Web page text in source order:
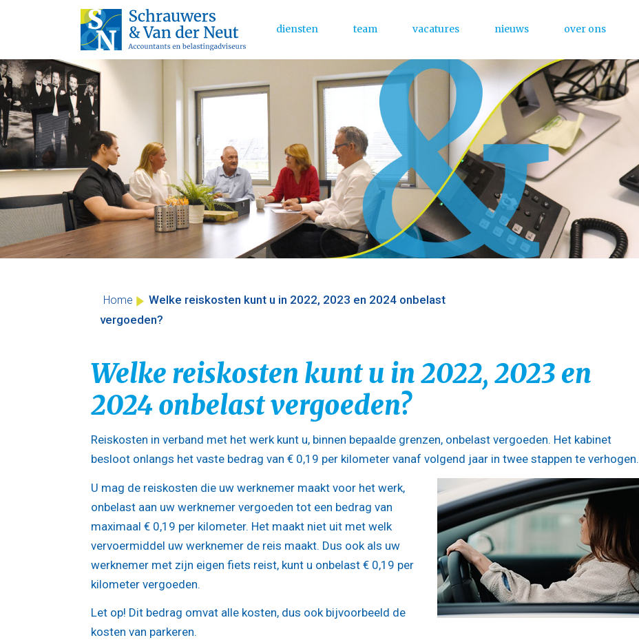
Skip
to
content
Main Menu
diensten team vacatures nieuws over ons
Home
Welke reiskosten kunt u in 2022, 2023 en 2024 onbelast
vergoeden?
Welke reiskosten kunt u in 2022, 2023 en
2024 onbelast vergoeden?
Reiskosten in verband met het werk kunt u, binnen bepaalde grenzen, onbelast vergoeden. Het kabinet
besloot onlangs het vaste bedrag van € 0,19 per kilometer vanaf volgend jaar in twee stappen te verhogen.
U mag de reiskosten die uw werknemer maakt voor het werk,
onbelast aan uw werknemer vergoeden tot een bedrag van
maximaal € 0,19 per kilometer. Het maakt niet uit met welk
vervoermiddel uw werknemer de reis maakt. Dus ook als uw
werknemer met zijn eigen fiets reist, kunt u onbelast € 0,19 per
kilometer vergoeden.
Let op! Dit bedrag omvat alle kosten, dus ook bijvoorbeeld de
kosten van parkeren.